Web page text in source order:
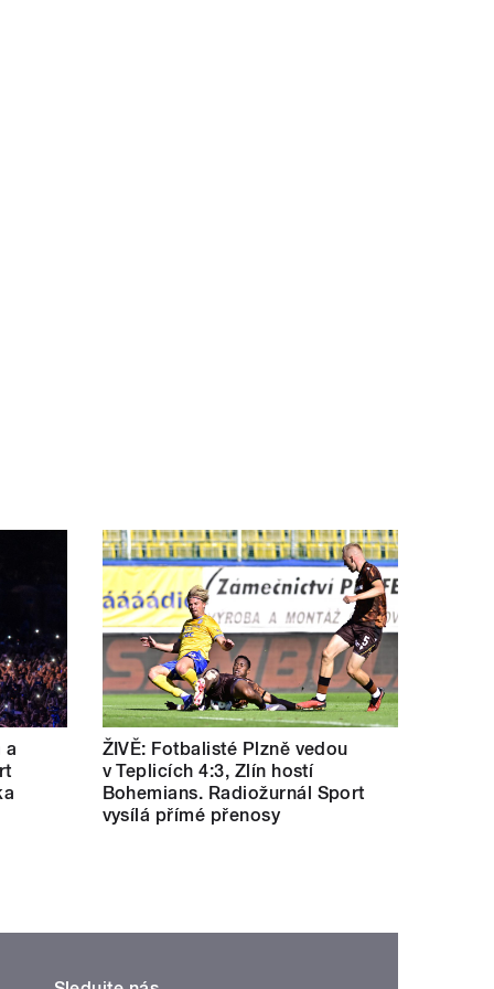
a
ŽIVĚ: Fotbalisté Plzně vedou
v Teplicích 4:3, Zlín hostí
Bohemians. Radiožurnál Sport
vysílá přímé přenosy